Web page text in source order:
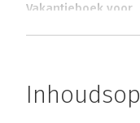
Vakantieboek voor
werkende mensen